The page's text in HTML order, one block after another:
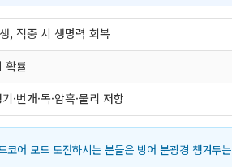
, 적중 시 생명력 회복
확률
·번개·독·암흑·물리 저항
코어 모드 도전하시는 분들은 방어 분광경 챙겨두는